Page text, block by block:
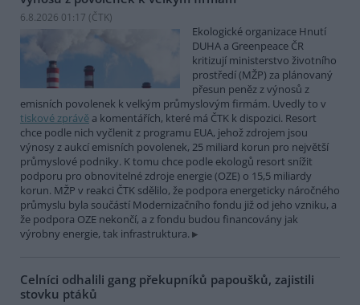
6.8.2026 01:17 (ČTK)
Ekologické organizace Hnutí
DUHA a Greenpeace ČR
kritizují ministerstvo životního
prostředí (MŽP) za plánovaný
přesun peněz z výnosů z
emisních povolenek k velkým průmyslovým firmám. Uvedly to v
tiskové zprávě a komentářích, které má ČTK k dispozici. Resort
chce podle nich vyčlenit z programu EUA, jehož zdrojem jsou
výnosy z aukcí emisních povolenek, 25 miliard korun pro největší
průmyslové podniky. K tomu chce podle ekologů resort snížit
podporu pro obnovitelné zdroje energie (OZE) o 15,5 miliardy
korun. MŽP v reakci ČTK sdělilo, že podpora energeticky náročného
průmyslu byla součástí Modernizačního fondu již od jeho vzniku, a
že podpora OZE nekončí, a z fondu budou financovány jak
výrobny energie, tak infrastruktura.
Celníci odhalili gang překupníků papoušků, zajistili
stovku ptáků